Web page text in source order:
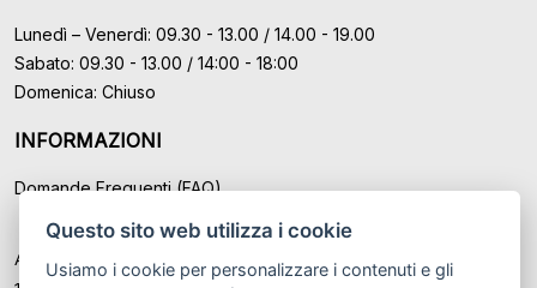
Questo sito web utilizza i cookie
Usiamo i cookie per personalizzare i contenuti e gli
Lunedì – Venerdì: 09.30 - 13.00 / 14.00 - 19.00
Sabato: 09.30 - 13.00 / 14:00 - 18:00
Domenica: Chiuso
INFORMAZIONI
Domande Frequenti (FAQ)
Auto Moto Usate Roma Srl sede di Marino - Roma, P.IVA: IT